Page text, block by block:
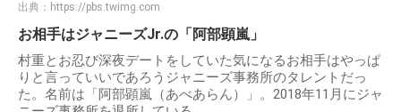
出典： https://pbs.twimg.com
お相手はジャニーズJr.の「阿部顕嵐」
村重とお忍び深夜デートをしていた気になるお相手はやっぱ
りと言っていいであろうジャニーズ事務所のタレントだっ
た。名前は「阿部顕嵐（あべあらん）」。2018年11月にジャ